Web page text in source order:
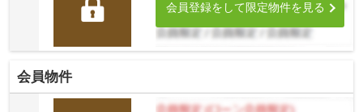
会員登録をして限定物件を見る
会員物件